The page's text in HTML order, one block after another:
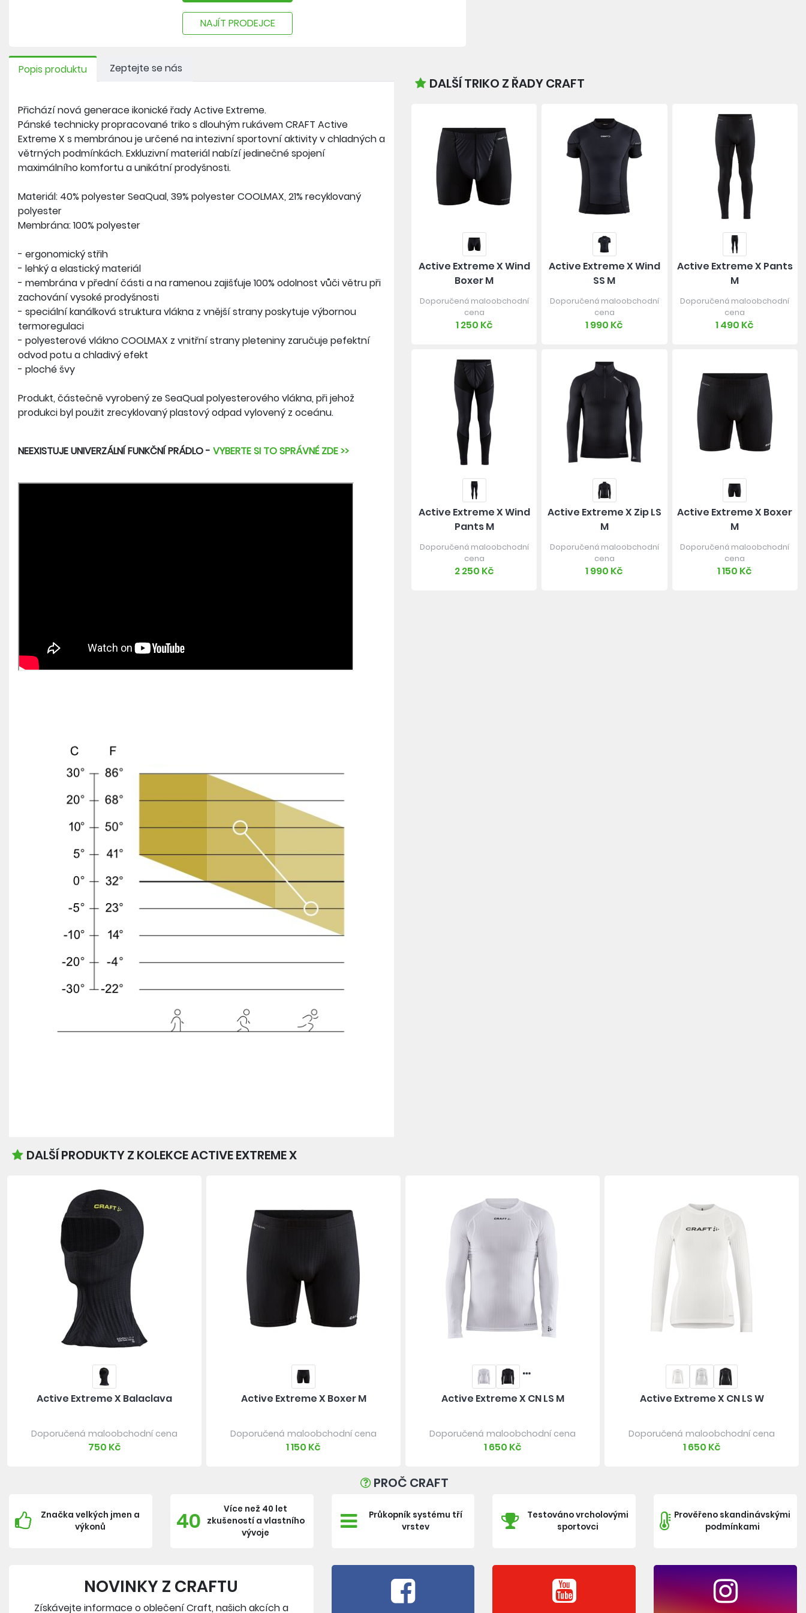
NAJÍT PRODEJCE
Popis produktu Zeptejte se nás
Přichází nová generace ikonické řady Active Extreme.
Pánské technicky propracované triko s dlouhým rukávem CRAFT Active
Extreme X s membránou je určené na intezivní sportovní aktivity v chladných a
větrných podmínkách. Exkluzivní materiál nabízí jedinečné spojení
maximálního komfortu a unikátní prodyšnosti.
Materiál: 40% polyester SeaQual, 39% polyester COOLMAX, 21% recyklovaný
polyester
Membrána: 100% polyester
- ergonomický střih
- lehký a elastický materiál
- membrána v přední části a na ramenou zajišťuje 100% odolnost vůči větru při
zachování vysoké prodyšnosti
- speciální kanálková struktura vlákna z vnější strany poskytuje výbornou
termoregulaci
- polyesterové vlákno COOLMAX z vnitřní strany pleteniny zaručuje pefektní
odvod potu a chladivý efekt
- ploché švy
Produkt, částečně vyrobený ze SeaQual polyesterového vlákna, při jehož
produkci byl použit zrecyklovaný plastový odpad vylovený z oceánu.
NEEXISTUJE UNIVERZÁLNÍ FUNKČNÍ PRÁDLO - VYBERTE SI TO SPRÁVNÉ ZDE >>
DALŠÍ TRIKO Z ŘADY CRAFT
Active Extreme X Wind
Boxer M
Doporučená maloobchodní
cena
1 250 Kč
Active Extreme X Wind
SS M
Doporučená maloobchodní
cena
1 990 Kč
Active Extreme X Pants
M
Doporučená maloobchodní
cena
1 490 Kč
Active Extreme X Wind
Pants M
Doporučená maloobchodní
cena
2 250 Kč
Active Extreme X Zip LS
M
Doporučená maloobchodní
cena
1 990 Kč
Active Extreme X Boxer
M
Doporučená maloobchodní
cena
1 150 Kč
DALŠÍ PRODUKTY Z KOLEKCE ACTIVE EXTREME X
Active Extreme X Balaclava
Doporučená maloobchodní cena
750 Kč
Active Extreme X Boxer M
Doporučená maloobchodní cena
1 150 Kč
Active Extreme X CN LS M
Doporučená maloobchodní cena
1 650 Kč
Active Extreme X CN LS W
Doporučená maloobchodní cena
1 650 Kč
PROČ CRAFT
Značka velkých jmen a
výkonů
40
Více než 40 let
zkušeností a vlastního
vývoje
Průkopník systému tří
vrstev
Testováno vrcholovými
sportovci
Prověřeno skandinávskými
podmínkami
NOVINKY Z CRAFTU
Získávejte informace o oblečení Craft, našich akcích a